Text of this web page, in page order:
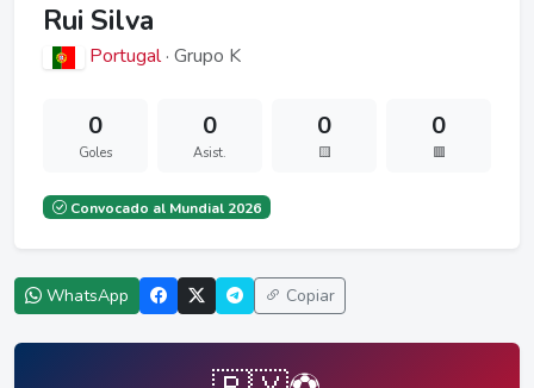
Rui Silva
Portugal· Grupo K
0
Goles
0
Asist.
0
🟨
0
🟥
Convocado al Mundial 2026
WhatsApp Copiar